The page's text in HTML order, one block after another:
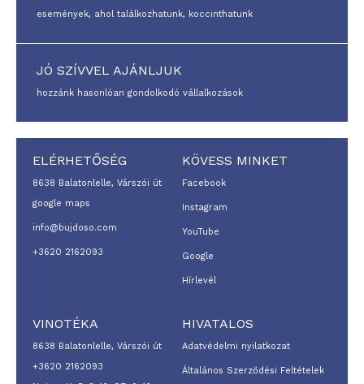
események, ahol találkozhatunk, koccinthatunk
JÓ SZÍVVEL AJÁNLJUK
hozzánk hasonlóan gondolkodó vállalkozások
ELÉRHETŐSÉG
8638 Balatonlelle, Várszói út
google maps
info@bujdoso.com
+3620 2162093
KÖVESS MINKET
Facebook
Instagram
YouTube
Google
Hírlevél
VINOTÉKA
8638 Balatonlelle, Várszói út
+3620 2162093
HIVATALOS
Adatvédelmi nyilatkozat
Általános Szerződési Feltételek